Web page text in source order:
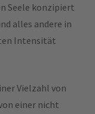
Seele konzipiert
alles andere in
Intensität
Vielzahl von
einer nicht